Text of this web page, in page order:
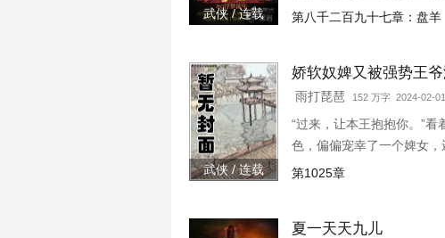
武侠 / 连载
第八千二百九十七章：盘羊
武侠 / 连载
娇软奴婢又被强势王
雨打琵琶 152 万字 2024-02-01
“过来，让本王抱抱你。”
色，偏偏宠幸了一个婢女
主子，替她撑腰，在她面
第1025章
夏一天天九儿